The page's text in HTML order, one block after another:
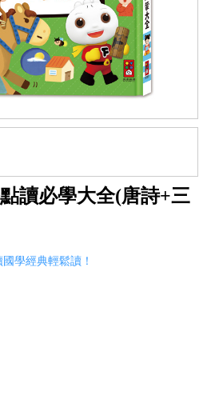
讀必學大全(唐詩+三
學經典輕鬆讀！